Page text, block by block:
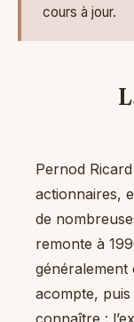
cours à jour.
Pernod
actionnaires,
de
remonte à
généralement
acompte,
connaître :